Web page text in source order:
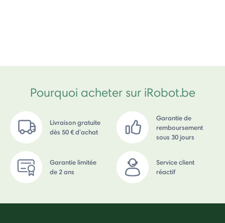
Pourquoi acheter sur iRobot.be
Livraison gratuite
dès 50 € d'achat
Garantie de
remboursement
sous 30 jours
Garantie limitée
de 2 ans
Service client
réactif